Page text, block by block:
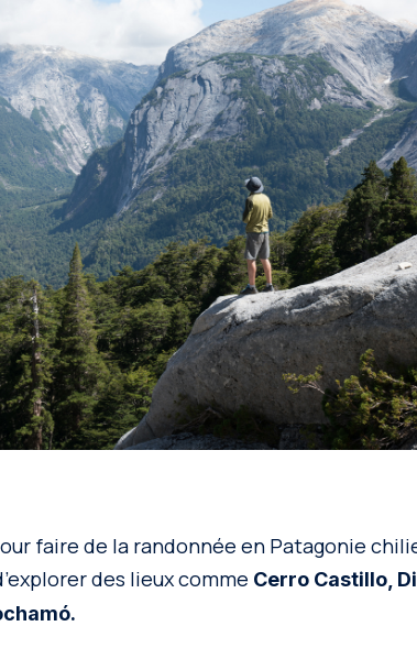
faire de la randonnée en Patagonie
des lieux comme Cerro Castillo,